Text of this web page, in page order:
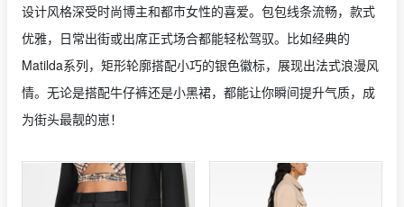
设计风格深受时尚博主和都市女性的喜爱。包包线条流畅，款式
优雅，日常出街或出席正式场合都能轻松驾驭。比如经典的
Matilda系列，矩形轮廓搭配小巧的银色徽标，展现出法式浪漫风
情。无论是搭配牛仔裤还是小黑裙，都能让你瞬间提升气质，成
为街头最靓的崽！